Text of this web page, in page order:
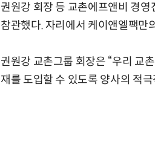
권원강 회장 등 교촌에프앤비 경
참관했다. 자리에서 케이앤엘팩만
권원강 교촌그룹 회장은 “우리 교
재를 도입할 수 있도록 양사의 적